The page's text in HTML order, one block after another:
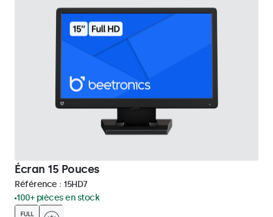
Écran 15 Pouces
Référence : 15HD7
100+ pièces en stock